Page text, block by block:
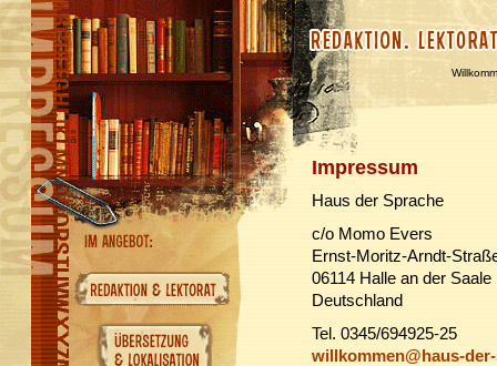
Impressum
Haus der Sprache
c/o Momo Evers
Ernst-Moritz-Arndt-
06114 Halle an der Saale
Deutschland
Tel. 0345/694925-25
willkommen@haus-